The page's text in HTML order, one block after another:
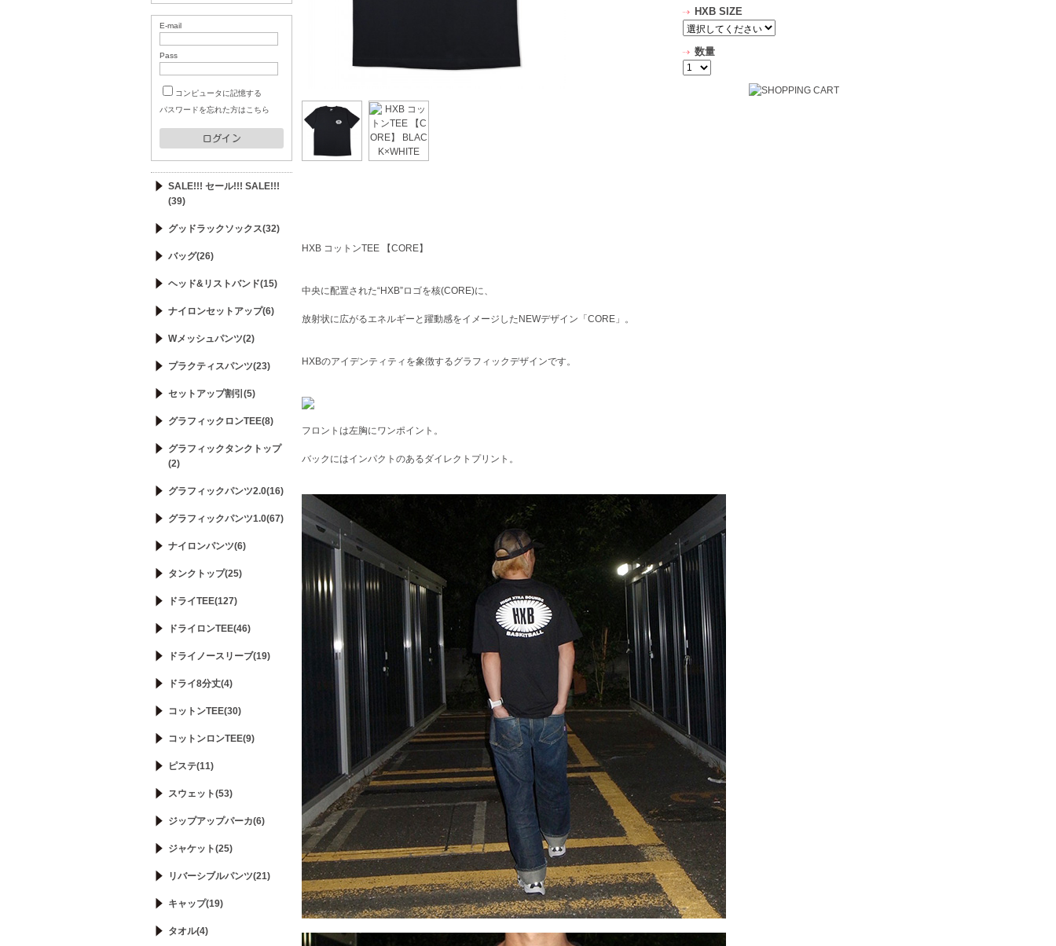
HXB SIZE
数量
HXB コットンTEE 【CORE】
中央に配置された“HXB”ロゴを核(CORE)に、
放射状に広がるエネルギーと躍動感をイメージしたNEWデザイン「CORE」。
HXBのアイデンティティを象徴するグラフィックデザインです。
フロントは左胸にワンポイント。
バックにはインパクトのあるダイレクトプリント。
E-mail
Pass
コンピュータに記憶する
パスワードを忘れた方はこちら
SALE!!! セール!!! SALE!!!
(39)
グッドラックソックス(32)
バッグ(26)
ヘッド&リストバンド(15)
ナイロンセットアップ(6)
Wメッシュパンツ(2)
プラクティスパンツ(23)
セットアップ割引(5)
グラフィックロンTEE(8)
グラフィックタンクトップ
(2)
グラフィックパンツ2.0(16)
グラフィックパンツ1.0(67)
ナイロンパンツ(6)
タンクトップ(25)
ドライTEE(127)
ドライロンTEE(46)
ドライノースリーブ(19)
ドライ8分丈(4)
コットンTEE(30)
コットンロンTEE(9)
ピステ(11)
スウェット(53)
ジップアップパーカ(6)
ジャケット(25)
リバーシブルパンツ(21)
キャップ(19)
タオル(4)